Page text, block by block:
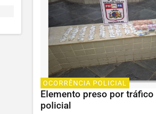
OCORRÊNCIA POLICIAL
Elemento preso por
policial